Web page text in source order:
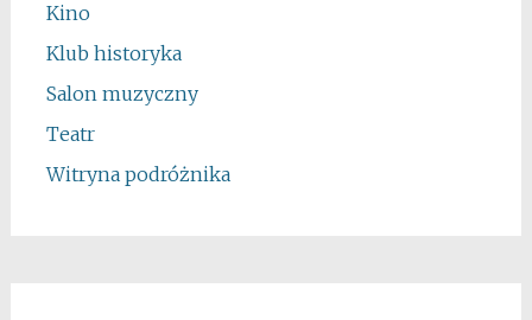
Kino
Klub historyka
Salon muzyczny
Teatr
Witryna podróżnika